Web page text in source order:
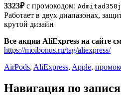
3323₽с промокодом:
Работает в двух диапазонах,
крутой дизайн
Все акции AliExpress на сайте
https://moibonus.ru/tag/aliexpress/
AirPods, AliExpress, Apple,
Навигация по